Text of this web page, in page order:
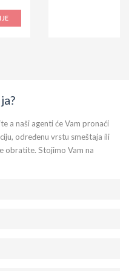
a naši agenti će Vam pronaći
određenu vrstu smeštaja ili
obratite. Stojimo Vam na